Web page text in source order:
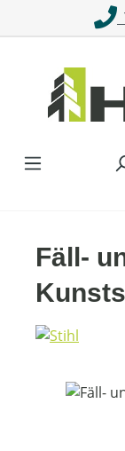
Zum
Fäll-
Bildergalerie